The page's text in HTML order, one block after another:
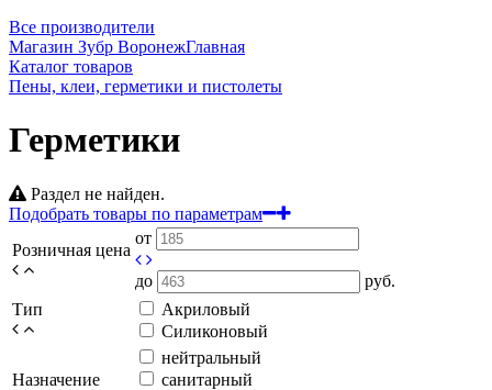
Все производители
Магазин Зубр ВоронежГлавная
Каталог товаров
Пены, клеи, герметики и пистолеты
Герметики
Раздел не найден.
Подобрать товары по параметрам
Розничная цена
от
до
руб.
Тип
Акриловый
Силиконовый
Назначение
нейтральный
санитарный